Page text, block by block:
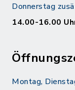
Donnerstag
14.00-16.00
Montag,